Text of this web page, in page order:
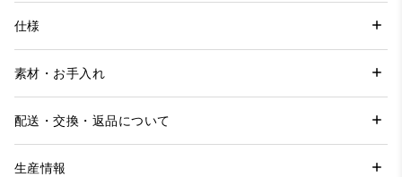
仕様
素材・お手入れ
配送・交換・返品について
生産情報